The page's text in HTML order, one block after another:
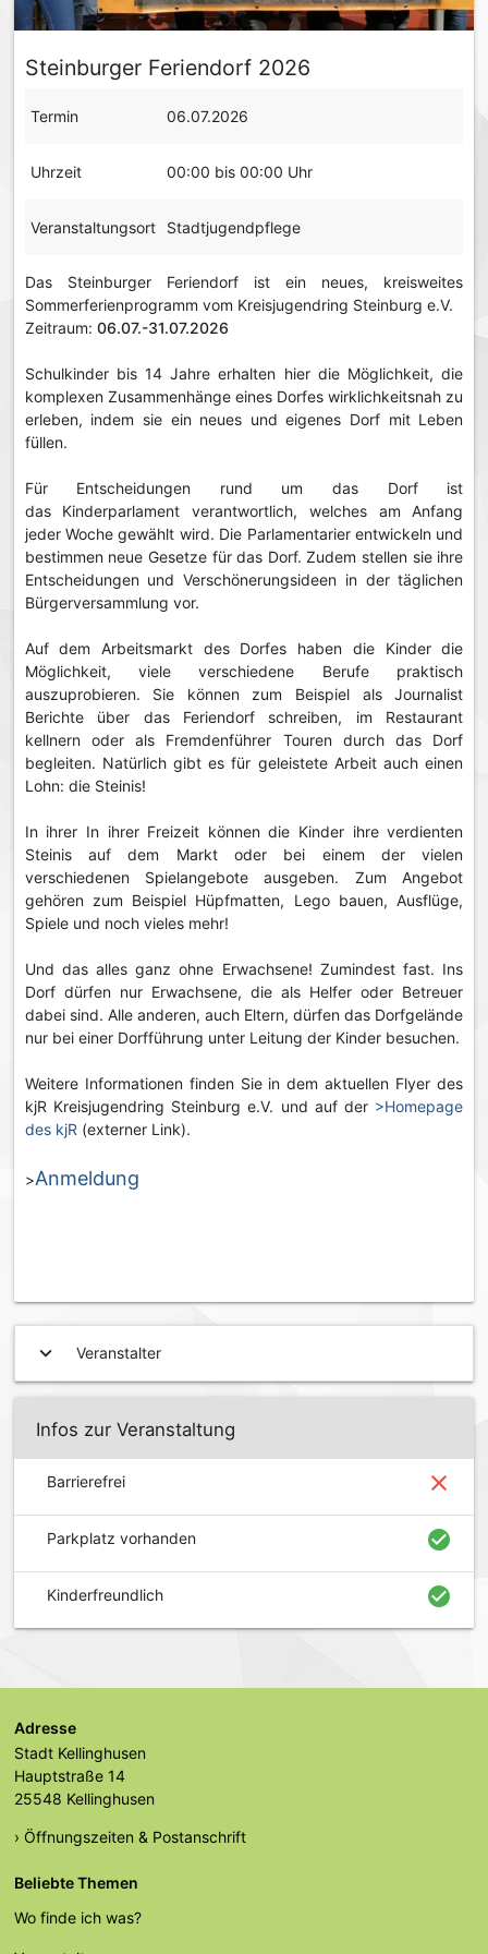
Steinburger Feriendorf 2026
Termin 06.07.2026
Uhrzeit 00:00 bis 00:00 Uhr
Veranstaltungsort Stadtjugendpflege
Das Steinburger Feriendorf ist ein neues, kreisweites
Sommerferienprogramm vom Kreisjugendring Steinburg e.V.
Zeitraum: 06.07.-31.07.2026
Schulkinder bis 14 Jahre erhalten hier die Möglichkeit, die
komplexen Zusammenhänge eines Dorfes wirklichkeitsnah zu
erleben, indem sie ein neues und eigenes Dorf mit Leben
füllen.
Für Entscheidungen rund um das Dorf ist
das Kinderparlament verantwortlich, welches am Anfang
jeder Woche gewählt wird. Die Parlamentarier entwickeln und
bestimmen neue Gesetze für das Dorf. Zudem stellen sie ihre
Entscheidungen und Verschönerungsideen in der täglichen
Bürgerversammlung vor.
Auf dem Arbeitsmarkt des Dorfes haben die Kinder die
Möglichkeit, viele verschiedene Berufe praktisch
auszuprobieren. Sie können zum Beispiel als Journalist
Berichte über das Feriendorf schreiben, im Restaurant
kellnern oder als Fremdenführer Touren durch das Dorf
begleiten. Natürlich gibt es für geleistete Arbeit auch einen
Lohn: die Steinis!
In ihrer In ihrer Freizeit können die Kinder ihre verdienten
Steinis auf dem Markt oder bei einem der vielen
verschiedenen Spielangebote ausgeben. Zum Angebot
gehören zum Beispiel Hüpfmatten, Lego bauen, Ausflüge,
Spiele und noch vieles mehr!
Und das alles ganz ohne Erwachsene! Zumindest fast. Ins
Dorf dürfen nur Erwachsene, die als Helfer oder Betreuer
dabei sind. Alle anderen, auch Eltern, dürfen das Dorfgelände
nur bei einer Dorfführung unter Leitung der Kinder besuchen.
Weitere Informationen finden Sie in dem aktuellen Flyer des
kjR Kreisjugendring Steinburg e.V. und auf der >Homepage
des kjR (externer Link).
>Anmeldung
expand_more Veranstalter
Infos zur Veranstaltung
Barrierefrei close
Parkplatz vorhanden check_circle
Kinderfreundlich check_circle
Adresse
Stadt Kellinghusen
Hauptstraße 14
25548 Kellinghusen
› Öffnungszeiten & Postanschrift
Beliebte Themen
Wo finde ich was?